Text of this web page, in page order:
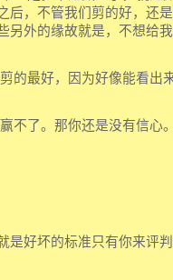
后，不管我们剪的好，还
另外的缘故就是，不想给
最好，因为好像能看出
了。那你还是没有信心
好坏的标准只有你来评判